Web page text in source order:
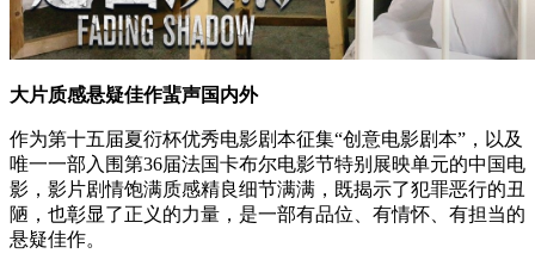
大片质感悬疑佳作蜚声国内外
作为第十五届夏衍杯优秀电影剧本征集“创意电影剧本”，以及
唯一一部入围第36届法国卡布尔电影节特别展映单元的中国电
影，影片剧情饱满质感精良细节满满，既揭示了犯罪恶行的丑
陋，也彰显了正义的力量，是一部有品位、有情怀、有担当的
悬疑佳作。